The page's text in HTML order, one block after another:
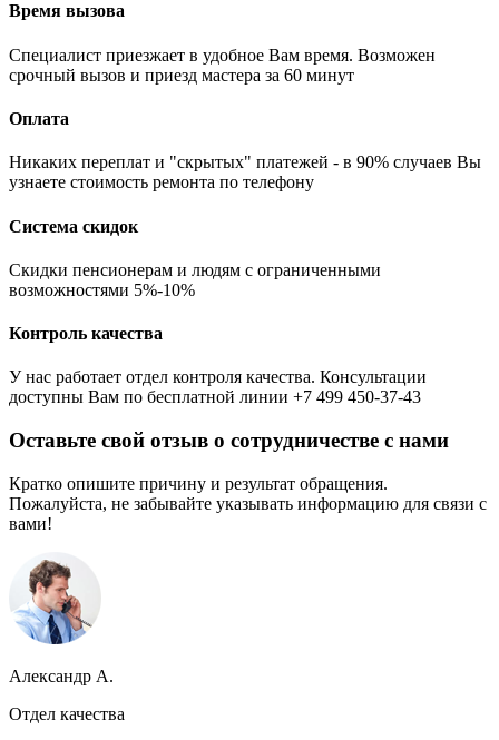
Время вызова
Специалист приезжает в удобное Вам время. Возможен
срочный вызов и приезд мастера за 60 минут
Оплата
Никаких переплат и "скрытых" платежей - в 90% случаев Вы
узнаете стоимость ремонта по телефону
Система скидок
Скидки пенсионерам и людям с ограниченными
возможностями 5%-10%
Контроль качества
У нас работает отдел контроля качества. Консультации
доступны Вам по бесплатной линии +7 499 450-37-43
Оставьте свой отзыв о сотрудничестве с нами
Кратко опишите причину и результат обращения.
Пожалуйста, не забывайте указывать информацию для связи с
вами!
Александр А.
Отдел качества